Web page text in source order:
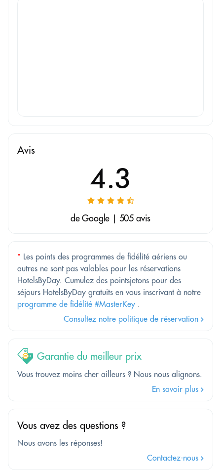
Avis
4.3
de Google | 505 avis
* Les points des programmes de fidélité aériens ou
autres ne sont pas valables pour les réservations
HotelsByDay. Cumulez des pointsjetons pour des
séjours HotelsByDay gratuits en vous inscrivant à notre
programme de fidélité #MasterKey .
Consultez notre politique de réservation
Garantie du meilleur prix
Vous trouvez moins cher ailleurs ? Nous nous alignons.
En savoir plus
Vous avez des questions ?
Nous avons les réponses!
Contactez-nous